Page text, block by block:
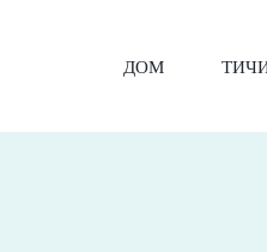
ДОМ